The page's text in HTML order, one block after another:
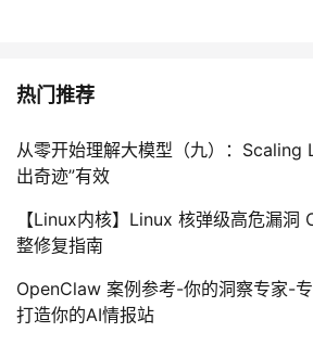
热门推荐
从零开始理解大模型（九）：
出奇迹”有效
【Linux内核】Linux 核弹级高危漏
整修复指南
OpenClaw 案例参考-你的洞察专家-
打造你的AI情报站